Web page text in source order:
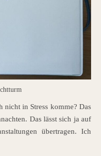
in Stress komme? Das
Das lässt sich ja auf
übertragen. Ich